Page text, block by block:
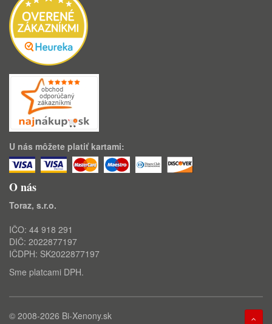
U nás môžete platiť kartami:
O nás
Toraz, s.r.o.
IČO: 44 918 291
DIČ: 2022877197
IČDPH: SK2022877197
Sme platcami DPH.
© 2008-2026 Bi-Xenony.sk